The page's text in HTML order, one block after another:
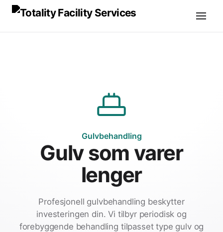
Gulvbehandling
Gulv som varer
lenger
Profesjonell gulvbehandling beskytter
investeringen din. Vi tilbyr periodisk og
forebyggende behandling tilpasset type gulv og